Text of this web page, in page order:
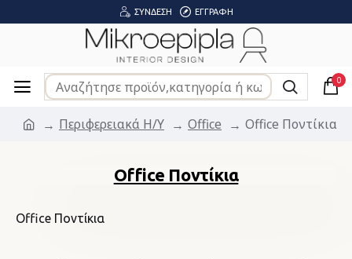
ΣΎΝΔΕΣΗ ΕΓΓΡΑΦΉ
0
Περιφερειακά Η/Υ Office Office Ποντίκια
Office Ποντίκια
Office Ποντίκια